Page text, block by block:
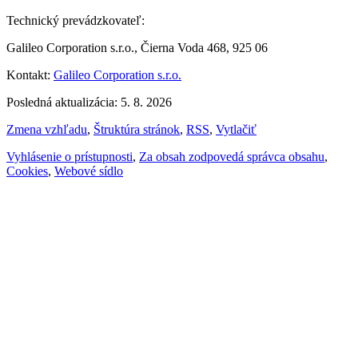
Technický prevádzkovateľ:
Galileo Corporation s.r.o., Čierna Voda 468, 925 06
Kontakt: Galileo Corporation s.r.o.
Posledná aktualizácia: 5. 8. 2026
Zmena vzhľadu, Štruktúra stránok, RSS, Vytlačiť
Vyhlásenie o prístupnosti, Za obsah zodpovedá správca obsahu,
Cookies, Webové sídlo